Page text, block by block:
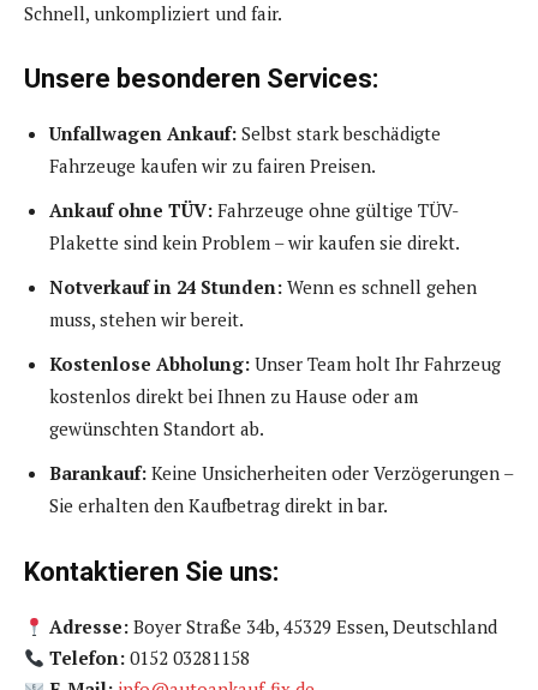
Schnell, unkompliziert und fair.
Unsere besonderen Services:
Unfallwagen Ankauf: Selbst stark beschädigte
Fahrzeuge kaufen wir zu fairen Preisen.
Ankauf ohne TÜV: Fahrzeuge ohne gültige TÜV-
Plakette sind kein Problem – wir kaufen sie direkt.
Notverkauf in 24 Stunden: Wenn es schnell gehen
muss, stehen wir bereit.
Kostenlose Abholung: Unser Team holt Ihr Fahrzeug
kostenlos direkt bei Ihnen zu Hause oder am
gewünschten Standort ab.
Barankauf: Keine Unsicherheiten oder Verzögerungen –
Sie erhalten den Kaufbetrag direkt in bar.
Kontaktieren Sie uns:
Adresse: Boyer Straße 34b, 45329 Essen, Deutschland
Telefon: 0152 03281158